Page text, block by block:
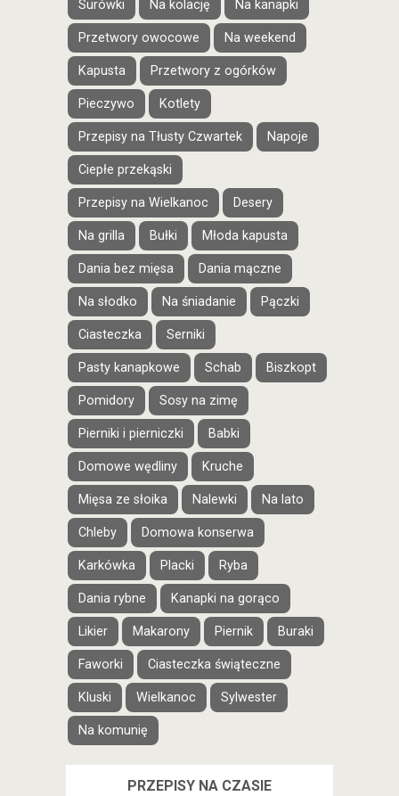
Surówki Na kolację Na kanapki
Przetwory owocowe Na weekend
Kapusta Przetwory z ogórków
Pieczywo Kotlety
Przepisy na Tłusty Czwartek Napoje
Ciepłe przekąski
Przepisy na Wielkanoc Desery
Na grilla Bułki Młoda kapusta
Dania bez mięsa Dania mączne
Na słodko Na śniadanie Pączki
Ciasteczka Serniki
Pasty kanapkowe Schab Biszkopt
Pomidory Sosy na zimę
Pierniki i pierniczki Babki
Domowe wędliny Kruche
Mięsa ze słoika Nalewki Na lato
Chleby Domowa konserwa
Karkówka Placki Ryba
Dania rybne Kanapki na gorąco
Likier Makarony Piernik Buraki
Faworki Ciasteczka świąteczne
Kluski Wielkanoc Sylwester
Na komunię
PRZEPISY NA CZASIE